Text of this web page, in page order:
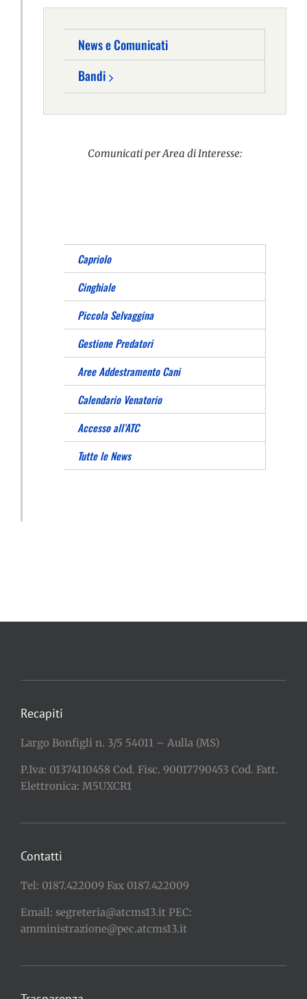
News e Comunicati
Bandi
Comunicati per Area di Interesse:
Capriolo
Cinghiale
Piccola Selvaggina
Gestione Predatori
Aree Addestramento Cani
Calendario Venatorio
Accesso all’ATC
Tutte le News
Recapiti
Largo Bonfigli n. 3/5 54011 – Aulla (MS)
P.Iva: 01374110458 Cod. Fisc. 90017790453 Cod. Fatt.
Elettronica: M5UXCR1
Contatti
Tel: 0187.422009 Fax 0187.422009
Email: segreteria@atcms13.it PEC:
amministrazione@pec.atcms13.it